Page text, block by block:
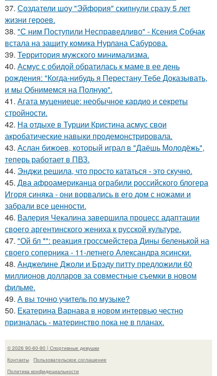
37. Создатели шоу "Эйфория" скипнули сразу 5 лет
жизни героев.
38. "С ним Поступили Несправедливо" - Ксения Собчак
встала на защиту комика Нурлана Сабурова.
39. Территория мужского минимализма.
40. Асмус с обидой обратилась к маме в ее день
рождения: "Когда-нибудь я Перестану Тебе Доказывать,
и мы Обнимемся на Полную".
41. Агата муцениеце: необычное кардио и секреты
стройности.
42. На отдыхе в Турции Кристина асмус свои
акробатические навыки продемонстрировала.
43. Аслан бижоев, который играл в "Даёшь Молодёжь",
теперь работает в ПВЗ.
44. Энджи решила, что просто кататься - это скучно.
45. Два афроамериканца ограбили российского блогера
Игоря синяка - они ворвались в его дом с ножами и
забрали все ценности.
46. Валерия Чекалина завершила процесс адаптации
своего аргентинского жениха к русской культуре.
47. "Ой бл *": реакция гроссмейстера Дины беленькой на
своего соперника - 11-летнего Александра ясински.
48. Анджелине Джоли и Брэду питту предложили 60
миллионов долларов за совместные съемки в новом
фильме.
49. А вы точно учитель по музыке?
50. Екатерина Варнава в новом интервью честно
призналась - материнство пока не в планах.
© 2026 90-60-90 | Спортивные девушки
Контакты
Пользовательское соглашение
Политика конфидециальности